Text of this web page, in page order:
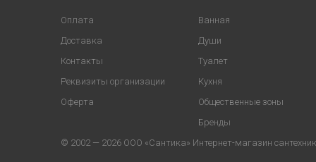
Оплата
Доставка
Контакты
Реквизиты организации
Оферта
Ванная
Души
Туалет
Кухня
Общественные зоны
Бренды
© 2002 — 2026 ООО «Сантика» Интернет-магазин